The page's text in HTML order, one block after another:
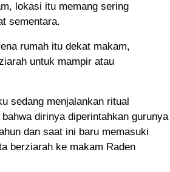
lokasi itu memang sering
sementara.
rumah itu dekat makam,
untuk mampir atau
sedang menjalankan ritual
dirinya diperintahkan gurunya
dan saat ini baru memasuki
berziarah ke makam Raden